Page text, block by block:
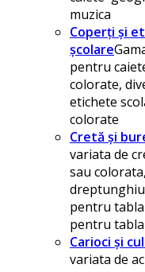
muzica
Coperți și
școlare
pentru
colorate,
etichete
colorate
Cretă și
variata de
sau
pentru
pentru
Carioci și
variata de